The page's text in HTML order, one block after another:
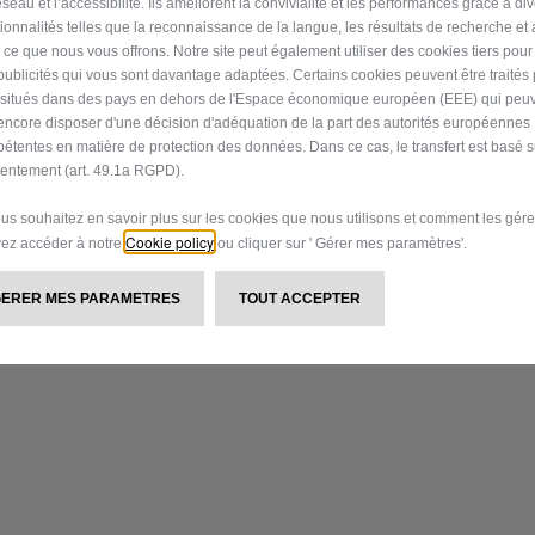
et certaines peuvent présenter des versions, des finitions, des accessoires et/ou des équipements
varier pour des raisons techniques et/ou de construction et commerciales et peuvent être disponibles
ABARTH Stellantis Financial Services Belux SA/NV P.I. 07973780013
D'UTILISATION
et l’accessibilité. Ils améliorent la convivialité et les performances grâce à
telles que la reconnaissance de la langue, les résultats de recherche et
que nous vous offrons. Notre site peut également utiliser des cookies tiers
qui vous sont davantage adaptées. Certains cookies peuvent être traités
dans des pays en dehors de l'Espace économique européen (EEE) qui
disposer d'une décision d'adéquation de la part des autorités européennes
en matière de protection des données. Dans ce cas, le transfert est basé
(art. 49.1a RGPD).
souhaitez en savoir plus sur les cookies que nous utilisons et comment les
accéder à notre Cookie policy ou cliquer sur ' Gérer mes paramètres'.
GERER MES PARAMETRES TOUT ACCEPTER